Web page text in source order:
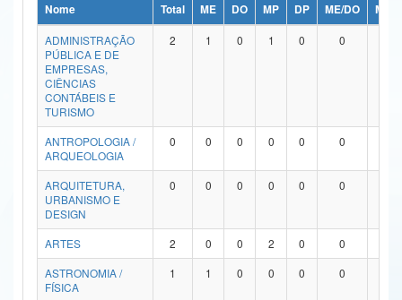
Ministério da Ciência, Tecnologia, Inovações e Comunicações
Ministério do Meio Ambiente
Ministério do Turismo
Ministério do Desenvolvimento Regional
Controladoria-Geral da União
Ministério da Mulher, da Família e dos Direitos Humanos
Secretaria de Governo
Nome Total ME DO MP DP ME/DO
MP/
ADMINISTRAÇÃO
PÚBLICA E DE
EMPRESAS,
CIÊNCIAS
CONTÁBEIS E
TURISMO
2 1 0 1 0 0
ANTROPOLOGIA /
ARQUEOLOGIA
0 0 0 0 0 0
ARQUITETURA,
URBANISMO E
DESIGN
0 0 0 0 0 0
ARTES 2 0 0 2 0 0
ASTRONOMIA /
FÍSICA
1 1 0 0 0 0